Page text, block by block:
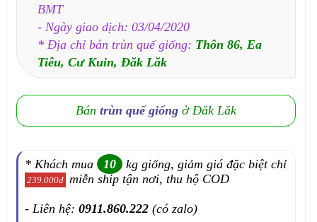
BMT
- Ngày giao dịch: 03/04/2020
* Địa chỉ bán trùn quế giống: Thôn 86, Ea
Tiêu, Cư Kuin, Đăk Lăk
Bántrùn quế giống ở Đăk Lăk
* Khách mua 10 kg giống, giảm giá đặc biệt chỉ
239.000đ miễn ship tận nơi, thu hộ COD
- Liên hệ:0911.860.222 (có zalo)